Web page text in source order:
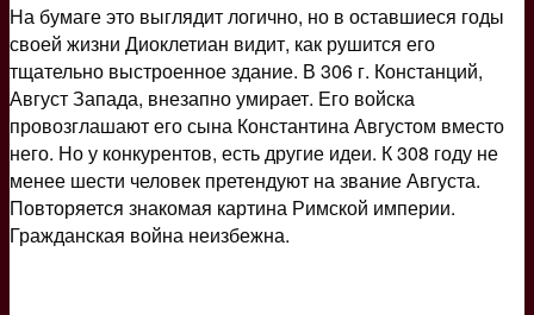
На бумаге это выглядит логично, но в оставшиеся годы
своей жизни Диоклетиан видит, как рушится его
тщательно выстроенное здание. В 306 г. Констанций,
Август Запада, внезапно умирает. Его войска
провозглашают его сына Константина Августом вместо
него. Но у конкурентов, есть другие идеи. К 308 году не
менее шести человек претендуют на звание Августа.
Повторяется знакомая картина Римской империи.
Гражданская война неизбежна.